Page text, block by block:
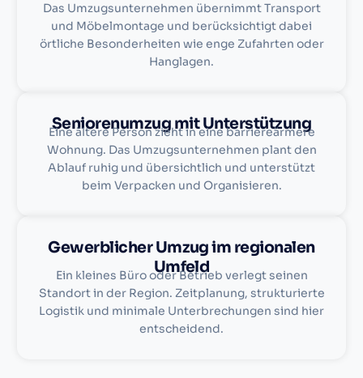
Das Umzugsunternehmen übernimmt Transport
und Möbelmontage und berücksichtigt dabei
örtliche Besonderheiten wie enge Zufahrten oder
Hanglagen.
Seniorenumzug mit Unterstützung
Eine ältere Person zieht in eine barriereärmere
Wohnung. Das Umzugsunternehmen plant den
Ablauf ruhig und übersichtlich und unterstützt
beim Verpacken und Organisieren.
Gewerblicher Umzug im regionalen
Umfeld
Ein kleines Büro oder Betrieb verlegt seinen
Standort in der Region. Zeitplanung, strukturierte
Logistik und minimale Unterbrechungen sind hier
entscheidend.